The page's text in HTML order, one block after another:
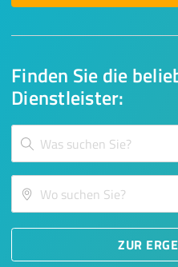
Finden Sie die
Dienstleister:
ZUR